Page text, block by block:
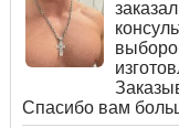
Спасибо вам